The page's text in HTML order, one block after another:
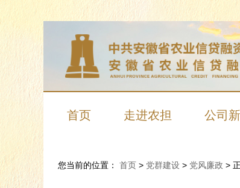
首页 走进农担 公司
您当前的位置： 首页> 党群建设> 党风廉政 >